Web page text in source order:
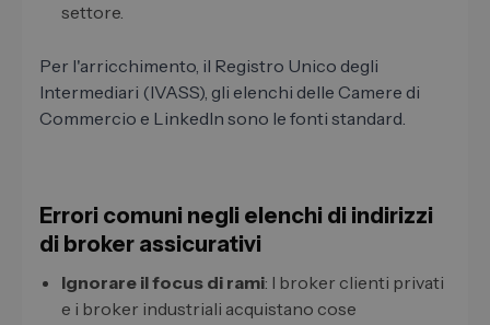
settore.
Per l'arricchimento, il Registro Unico degli
Intermediari (IVASS), gli elenchi delle Camere di
Commercio e LinkedIn sono le fonti standard.
Errori comuni negli elenchi di indirizzi
di broker assicurativi
Ignorare il focus di rami: I broker clienti privati
e i broker industriali acquistano cose